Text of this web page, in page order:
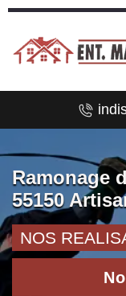
Ramonage
55150
NOS